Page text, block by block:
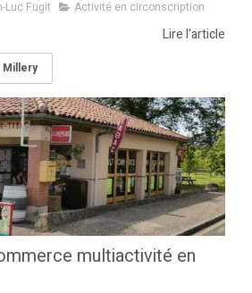
Luc Fugit Activité en circonscription
Lire l'article
Millery
multiactivité en